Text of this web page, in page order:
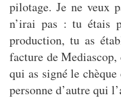
pilotage. Je ne veux
n’irai pas : tu étais
production, tu as
facture de Mediascop,
qui as signé le
personne d’autre qui